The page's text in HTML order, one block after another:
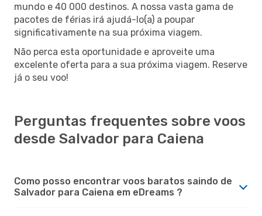
mundo e 40 000 destinos. A nossa vasta gama de
pacotes de férias irá ajudá-lo(a) a poupar
significativamente na sua próxima viagem.
Não perca esta oportunidade e aproveite uma
excelente oferta para a sua próxima viagem. Reserve
já o seu voo!
Perguntas frequentes sobre voos
desde Salvador para Caiena
Como posso encontrar voos baratos saindo de
Salvador para Caiena em eDreams ?